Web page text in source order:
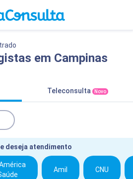
em Campinas
Teleconsulta Novo
deseja atendimento
Amil CNU